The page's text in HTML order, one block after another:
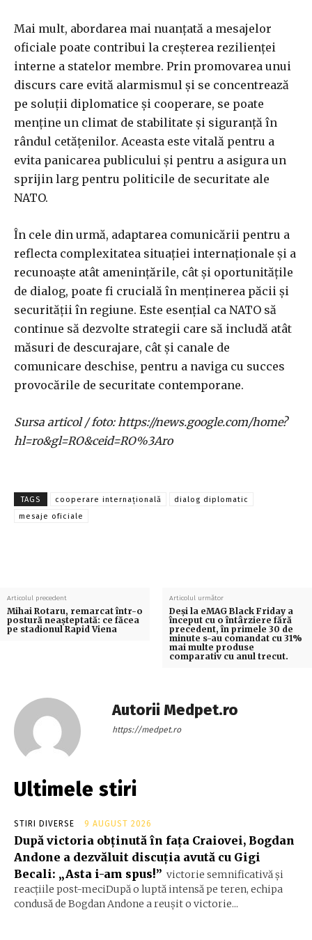
Mai mult, abordarea mai nuanțată a mesajelor
oficiale poate contribui la creșterea rezilienței
interne a statelor membre. Prin promovarea unui
discurs care evită alarmismul și se concentrează
pe soluții diplomatice și cooperare, se poate
menține un climat de stabilitate și siguranță în
rândul cetățenilor. Aceasta este vitală pentru a
evita panicarea publicului și pentru a asigura un
sprijin larg pentru politicile de securitate ale
NATO.
În cele din urmă, adaptarea comunicării pentru a
reflecta complexitatea situației internaționale și a
recunoaște atât amenințările, cât și oportunitățile
de dialog, poate fi crucială în menținerea păcii și
securității în regiune. Este esențial ca NATO să
continue să dezvolte strategii care să includă atât
măsuri de descurajare, cât și canale de
comunicare deschise, pentru a naviga cu succes
provocările de securitate contemporane.
Sursa articol / foto: https://news.google.com/home?
hl=ro&gl=RO&ceid=RO%3Aro
TAGS cooperare internațională
dialog diplomatic
mesaje oficiale
Articolul precedent
Mihai Rotaru, remarcat într-o
postură neașteptată: ce făcea
pe stadionul Rapid Viena
Articolul următor
Deși la eMAG Black Friday a
început cu o întârziere fără
precedent, în primele 30 de
minute s-au comandat cu 31%
mai multe produse
comparativ cu anul trecut.
Autorii Medpet.ro
https://medpet.ro
Ultimele stiri
STIRI DIVERSE 9 AUGUST 2026
După victoria obținută în fața Craiovei, Bogdan
Andone a dezvăluit discuția avută cu Gigi
Becali: „Asta i-am spus!” victorie semnificativă și
reacțiile post-meciDupă o luptă intensă pe teren, echipa
condusă de Bogdan Andone a reușit o victorie...